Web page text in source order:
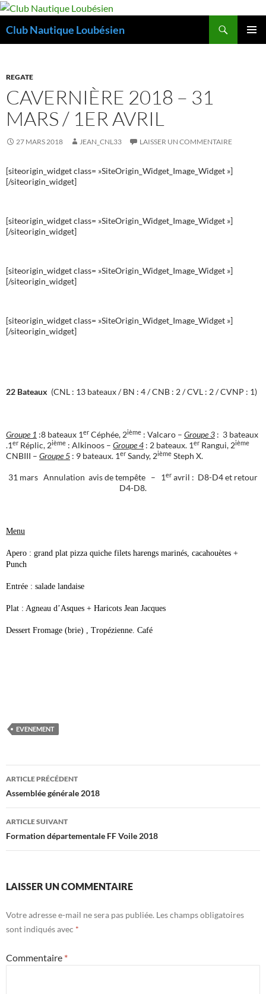
Aller
contenu
Club Nautique Loubésien
REGATE
CAVERNIÈRE 2018 – 31
MARS / 1ER AVRIL
27 MARS 2018 JEAN_CNL33 LAISSER UN COMMENTAIRE
[siteorigin_widget class= »SiteOrigin_Widget_Image_Widget »]
[/siteorigin_widget]
[siteorigin_widget class= »SiteOrigin_Widget_Image_Widget »]
[/siteorigin_widget]
[siteorigin_widget class= »SiteOrigin_Widget_Image_Widget »]
[/siteorigin_widget]
[siteorigin_widget class= »SiteOrigin_Widget_Image_Widget »]
[/siteorigin_widget]
22 Bateaux (CNL : 13 bateaux / BN : 4 / CNB : 2 / CVL : 2 / CVNP : 1)
Groupe 1 :8 bateaux 1er Céphée, 2ième : Valcaro – Groupe 3 : 3 bateaux
.1er Réplic, 2ième : Alkinoos – Groupe 4 : 2 bateaux. 1er Rangui, 2ième
CNBIII – Groupe 5 : 9 bateaux. 1er Sandy, 2ième Steph X.
31 mars Annulation avis de tempête – 1er avril : D8-D4 et retour
D4-D8.
Menu
Apero : grand plat pizza quiche filets harengs marinés, cacahouètes +
Punch
Entrée : salade landaise
Plat : Agneau d’Asques + Haricots Jean Jacques
Dessert Fromage (brie) , Tropézienne. Café
EVENEMENT
Navigation
des
articles
ARTICLE PRÉCÉDENT
Assemblée générale 2018
ARTICLE SUIVANT
Formation départementale FF Voile 2018
LAISSER UN COMMENTAIRE
Votre adresse e-mail ne sera pas publiée. Les champs obligatoires
sont indiqués avec *
Commentaire *